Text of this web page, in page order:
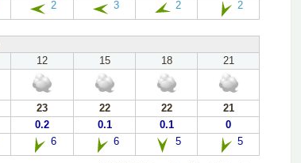
2 3 2 2
12 15 18
21
23 22 22
21
0.2 0.1 0.1
0
6 6 5 5